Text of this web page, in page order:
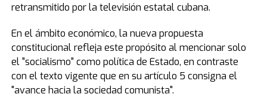
retransmitido por la televisión estatal cubana.
En el ámbito económico, la nueva propuesta
constitucional refleja este propósito al mencionar solo
el "socialismo" como política de Estado, en contraste
con el texto vigente que en su artículo 5 consigna el
"avance hacia la sociedad comunista".